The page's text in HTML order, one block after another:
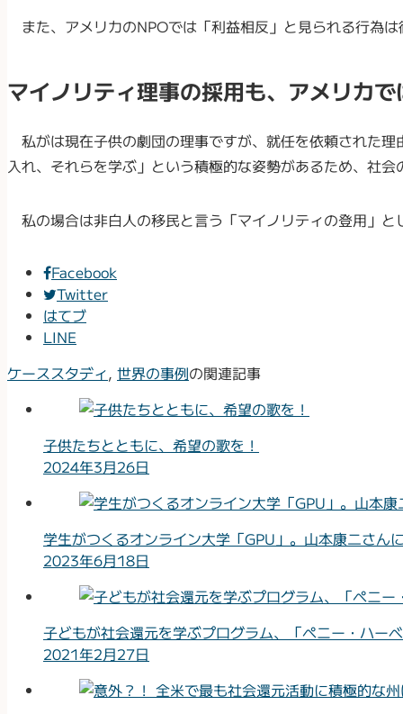
また、アメリカのNPOでは「利益相反」と見られる行為
マイノリティ理事の採用も、アメリカで
私がは現在子供の劇団の理事ですが、就任を依頼された
入れ、それらを学ぶ」という積極的な姿勢があるため、社
私の場合は非白人の移民と言う「マイノリティの登用」
Facebook
Twitter
はてブ
LINE
ケーススタディ, 世界の事例の関連記事
子供たちとともに、希望の歌を！
2024年3月26日
学生がつくるオンライン大学「GPU」。山本康二さん
2023年6月18日
子どもが社会還元を学ぶプログラム、「ペニー・ハー
2021年2月27日